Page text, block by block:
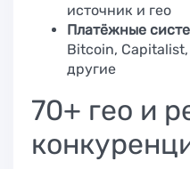
источник и гео
Платёжные
Bitcoin, Capitalist,
другие
70+ гео и